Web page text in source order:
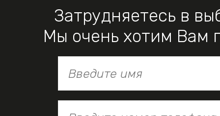
Затрудняетесь в
Мы очень хотим Вам